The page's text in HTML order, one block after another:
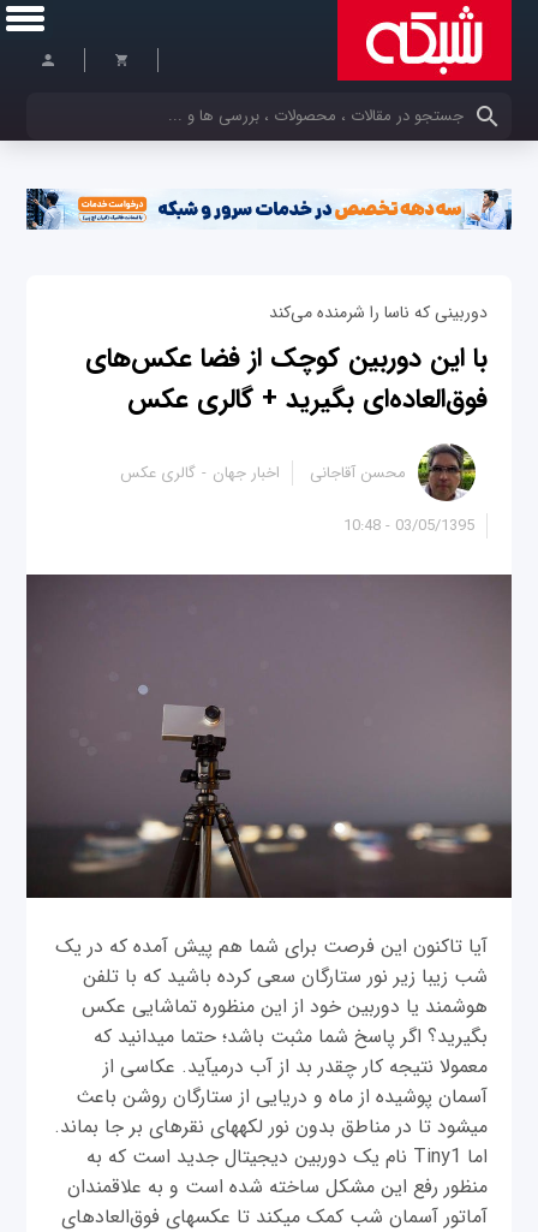
کلمات کلیدی خود را وارد کنید
دوربینی که ناسا را شرمنده می‌کند
با این دوربین کوچک از فضا عکس‌های
فوق‌العاده‌ای بگیرید + گالری عکس
03/05/1395 - 10:48
محسن آقاجانی اخبار جهان گالری عکس
آیا تاکنون این فرصت برای شما هم پیش آمده که در یک
شب زیبا زیر نور ستارگان سعی کرده باشید که با تلفن
هوشمند یا دوربين خود از این منظوره تماشایی عکس
بگیرید؟ اگر پاسخ شما مثبت باشد؛ حتما می‎دانید که
معمولا نتیجه کار چقدر بد از آب درمی‎آید. عکاسی از
آسمان پوشیده از ماه و دریایی از ستارگان روشن باعث
می‎شود تا در مناطق بدون نور لکه‎های نقره‎ای بر جا بماند.
اما Tiny1 نام یک دوربين دیجیتال جدید است که به
منظور رفع این مشکل ساخته شده است و به علاقمندان
آماتور آسمان شب کمک می‎کند تا عکس‎های فوق‌العاده‎ای